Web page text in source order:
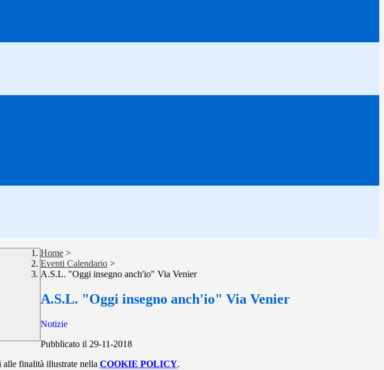
Home >
Eventi Calendario >
A.S.L. "Oggi insegno anch'io" Via Venier
A.S.L. "Oggi insegno anch'io" Via Venier
Notizie
Pubblicato il 29-11-2018
finalità illustrate nella COOKIE POLICY.